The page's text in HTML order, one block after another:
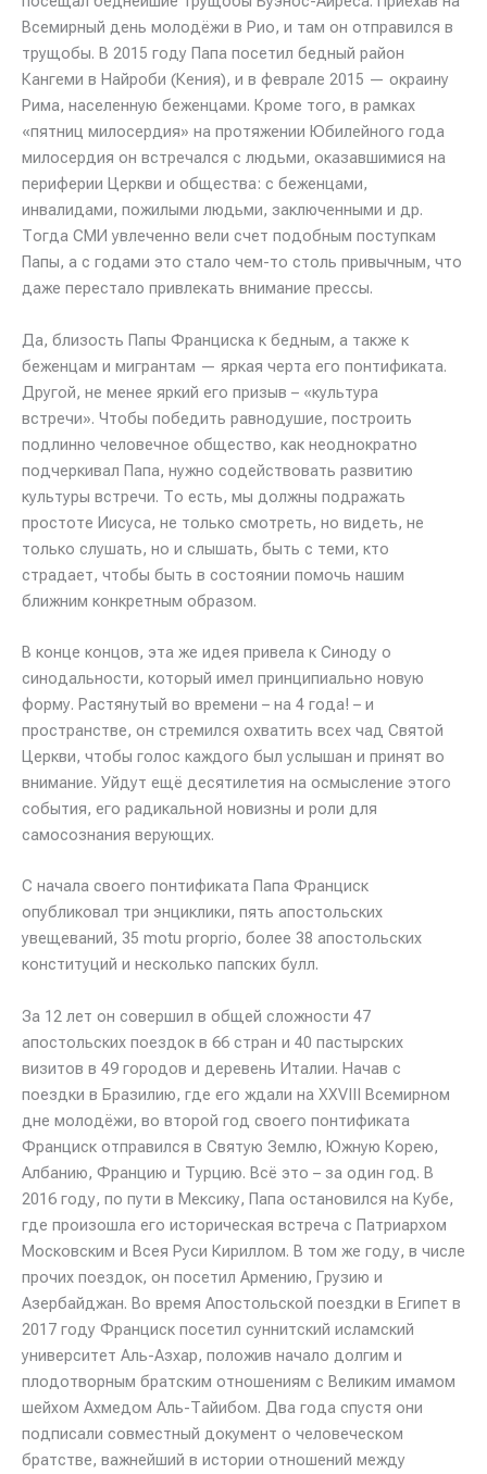
Всемирный день молодёжи в Рио, и там он отправился в
трущобы. В 2015 году Папа посетил бедный район
Кангеми в Найроби (Кения), и в феврале 2015 — окраину
Рима, населенную беженцами. Кроме того, в рамках
«пятниц милосердия» на протяжении Юбилейного года
милосердия он встречался с людьми, оказавшимися на
периферии Церкви и общества: с беженцами,
инвалидами, пожилыми людьми, заключенными и др.
Тогда СМИ увлеченно вели счет подобным поступкам
Папы, а с годами это стало чем-то столь привычным, что
даже перестало привлекать внимание прессы.
Да, близость Папы Франциска к бедным, а также к
беженцам и мигрантам — яркая черта его понтификата.
Другой, не менее яркий его призыв – «культура
встречи». Чтобы победить равнодушие, построить
подлинно человечное общество, как неоднократно
подчеркивал Папа, нужно содействовать развитию
культуры встречи. То есть, мы должны подражать
простоте Иисуса, не только смотреть, но видеть, не
только слушать, но и слышать, быть с теми, кто
страдает, чтобы быть в состоянии помочь нашим
ближним конкретным образом.
В конце концов, эта же идея привела к Синоду о
синодальности, который имел принципиально новую
форму. Растянутый во времени – на 4 года! – и
пространстве, он стремился охватить всех чад Святой
Церкви, чтобы голос каждого был услышан и принят во
внимание. Уйдут ещё десятилетия на осмысление этого
события, его радикальной новизны и роли для
самосознания верующих.
С начала своего понтификата Папа Франциск
опубликовал три энциклики, пять апостольских
увещеваний, 35 motu proprio, более 38 апостольских
конституций и несколько папских булл.
За 12 лет он совершил в общей сложности 47
апостольских поездок в 66 стран и 40 пастырских
визитов в 49 городов и деревень Италии. Начав с
поездки в Бразилию, где его ждали на XXVIII Всемирном
дне молодёжи, во второй год своего понтификата
Франциск отправился в Святую Землю, Южную Корею,
Албанию, Францию и Турцию. Всё это – за один год. В
2016 году, по пути в Мексику, Папа остановился на Кубе,
где произошла его историческая встреча с Патриархом
Московским и Всея Руси Кириллом. В том же году, в числе
прочих поездок, он посетил Армению, Грузию и
Азербайджан. Во время Апостольской поездки в Египет в
2017 году Франциск посетил суннитский исламский
университет Аль-Азхар, положив начало долгим и
плодотворным братским отношениям с Великим имамом
шейхом Ахмедом Аль-Тайибом. Два года спустя они
подписали совместный документ о человеческом
братстве, важнейший в истории отношений между